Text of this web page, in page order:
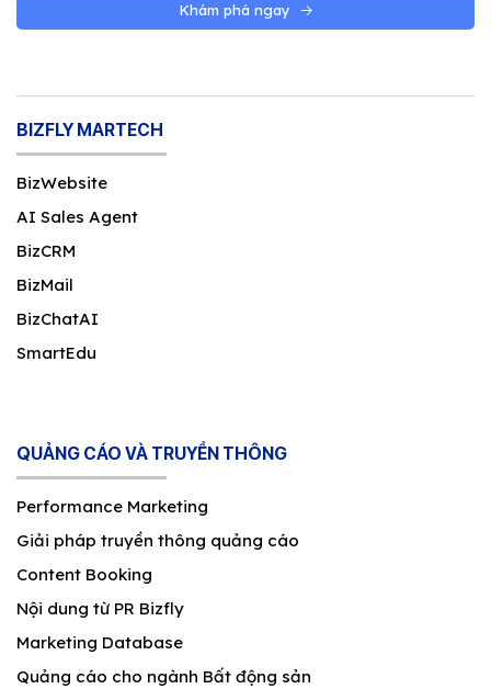
Khám phá ngay
BIZFLY MARTECH
BizWebsite
AI Sales Agent
BizCRM
BizMail
BizChatAI
SmartEdu
QUẢNG CÁO VÀ TRUYỀN THÔNG
Performance Marketing
Giải pháp truyền thông quảng cáo
Content Booking
Nội dung từ PR Bizfly
Marketing Database
Quảng cáo cho ngành Bất động sản